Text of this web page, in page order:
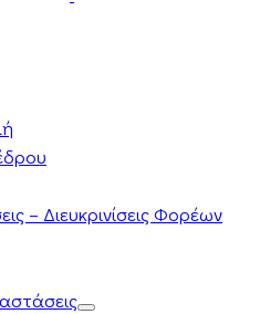
– Διευκρινίσεις Φορέων